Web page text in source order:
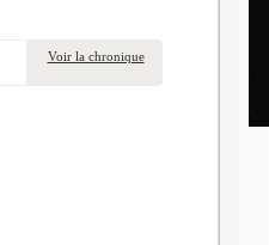
Voir la chronique